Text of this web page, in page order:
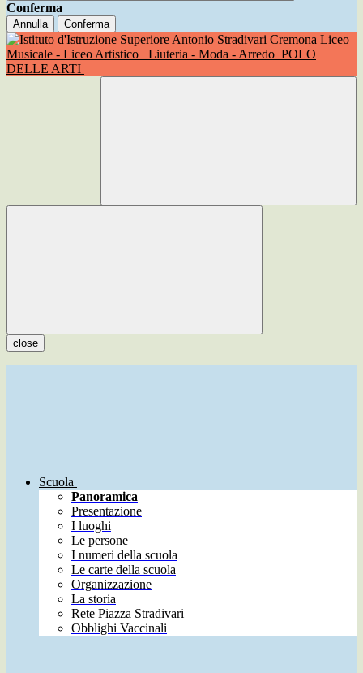
Conferma
Annulla Conferma
Liceo
Musicale - Liceo Artistico
Liuteria - Moda - Arredo POLO
DELLE ARTI
close
Scuola
Panoramica
Presentazione
I luoghi
Le persone
I numeri della scuola
Le carte della scuola
Organizzazione
La storia
Rete Piazza Stradivari
Obblighi Vaccinali